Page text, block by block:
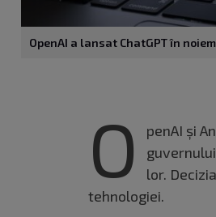
OpenAI a lansat ChatGPT în
O
penAI și
lor.
tehnologiei.